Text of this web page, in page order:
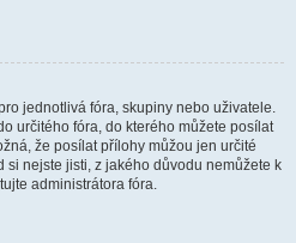
jednotlivá fóra, skupiny nebo uživatele.
určitého fóra, do kterého můžete posílat
že posílat přílohy můžou jen určité
si nejste jisti, z jakého důvodu nemůžete k
administrátora fóra.